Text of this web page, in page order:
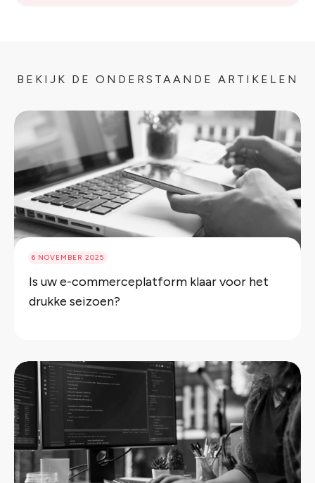
BEKIJK DE ONDERSTAANDE ARTIKELEN
6 NOVEMBER 2025
Is uw e-commerceplatform klaar voor het
drukke seizoen?